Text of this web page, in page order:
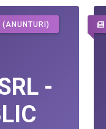
(ANUNTURI)